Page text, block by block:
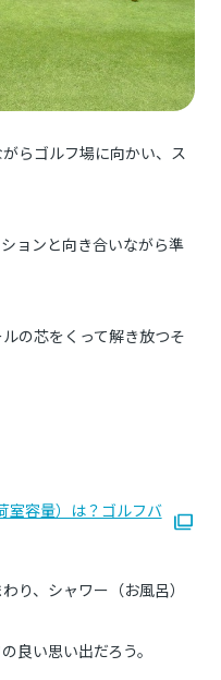
らゴルフ場に向かい、ス
ョンと向き合いながら準
の芯をくって解き放つそ
室容量）は？ゴルフバ
り、シャワー（お風呂）
良い思い出だろう。